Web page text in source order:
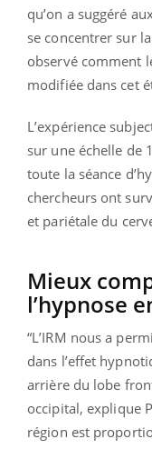
qu’on a suggéré
se concentrer sur
observé comment
modifiée dans cet
L’expérience
sur une échelle de
toute la séance
chercheurs ont
et pariétale du
Mieux
l’hypnose
“L’IRM nous a
dans l’effet
arrière du lobe
occipital, explique
région est